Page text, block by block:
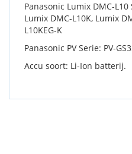
Panasonic Lumix DMC-
Lumix DMC-L10K, Lumix
L10KEG-K
Panasonic PV Serie: PV-
Accu soort: Li-Ion batterij.